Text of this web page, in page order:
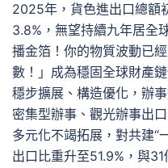
2025年，貨色進出口總額
3.8%，無望持續九年居全
播金箔！你的物質波動已
數！」成為穩固全球財產
穩步擴展、構造優化，辦
密集型辦事、觀光辦事出
多元化不竭拓展，對共建“
出口比重升至51.9%，與